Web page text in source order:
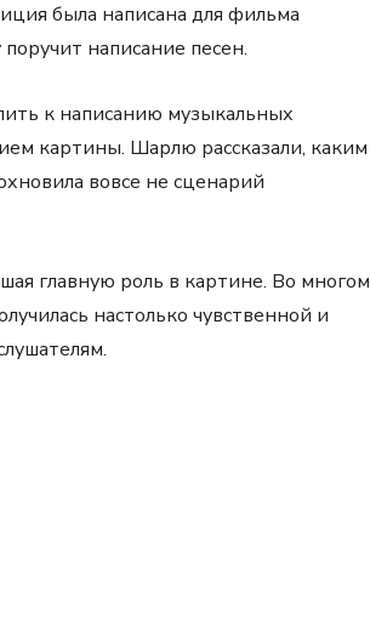
была написана для фильма
написание песен.
к написанию музыкальных
картины. Шарлю рассказали, каким
вовсе не сценарий
главную роль в картине. Во многом
настолько чувственной и